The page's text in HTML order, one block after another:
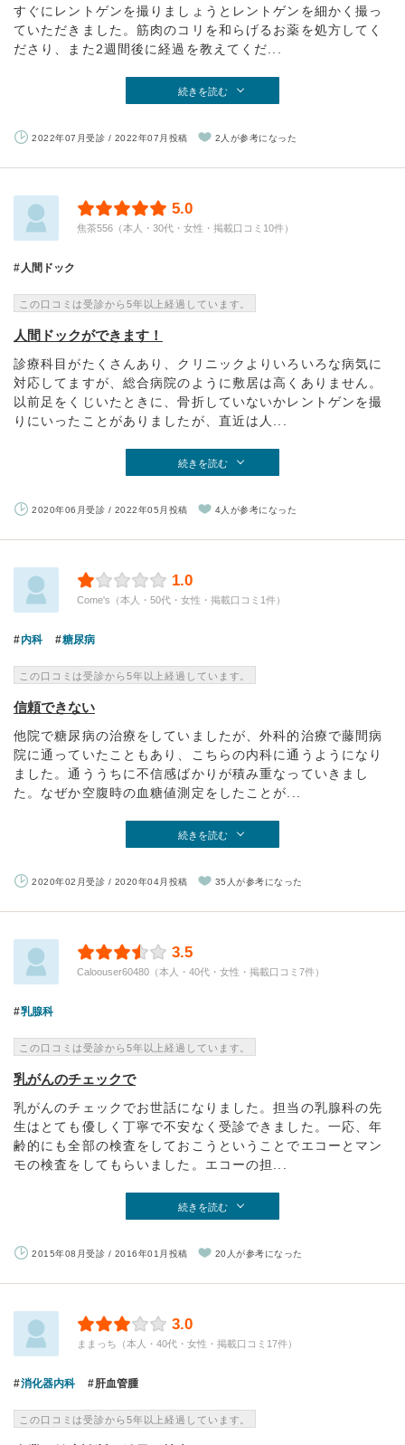
すぐにレントゲンを撮りましょうとレントゲンを細かく撮っ
ていただきました。筋肉のコリを和らげるお薬を処方してく
ださり、また2週間後に経過を教えてくだ...
続きを読む
2022年07月受診 / 2022年07月投稿 2人が参考になった
5.0
焦茶556（本人・30代・女性・掲載口コミ10件）
人間ドック
この口コミは受診から5年以上経過しています。
人間ドックができます！
診療科目がたくさんあり、クリニックよりいろいろな病気に
対応してますが、総合病院のように敷居は高くありません。
以前足をくじいたときに、骨折していないかレントゲンを撮
りにいったことがありましたが、直近は人...
続きを読む
2020年06月受診 / 2022年05月投稿 4人が参考になった
1.0
Come's（本人・50代・女性・掲載口コミ1件）
内科 糖尿病
この口コミは受診から5年以上経過しています。
信頼できない
他院で糖尿病の治療をしていましたが、外科的治療で藤間病
院に通っていたこともあり、こちらの内科に通うようになり
ました。通ううちに不信感ばかりが積み重なっていきまし
た。なぜか空腹時の血糖値測定をしたことが...
続きを読む
2020年02月受診 / 2020年04月投稿 35人が参考になった
3.5
Caloouser60480（本人・40代・女性・掲載口コミ7件）
乳腺科
この口コミは受診から5年以上経過しています。
乳がんのチェックで
乳がんのチェックでお世話になりました。担当の乳腺科の先
生はとても優しく丁寧で不安なく受診できました。一応、年
齢的にも全部の検査をしておこうということでエコーとマン
モの検査をしてもらいました。エコーの担...
続きを読む
2015年08月受診 / 2016年01月投稿 20人が参考になった
3.0
ままっち（本人・40代・女性・掲載口コミ17件）
消化器内科 肝血管腫
この口コミは受診から5年以上経過しています。